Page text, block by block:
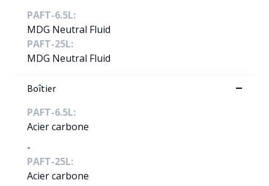
PAFT-6.5L:
MDG Neutral Fluid
PAFT-25L:
MDG Neutral Fluid
Boîtier
PAFT-6.5L:
Acier carbone
-
PAFT-25L:
Acier carbone